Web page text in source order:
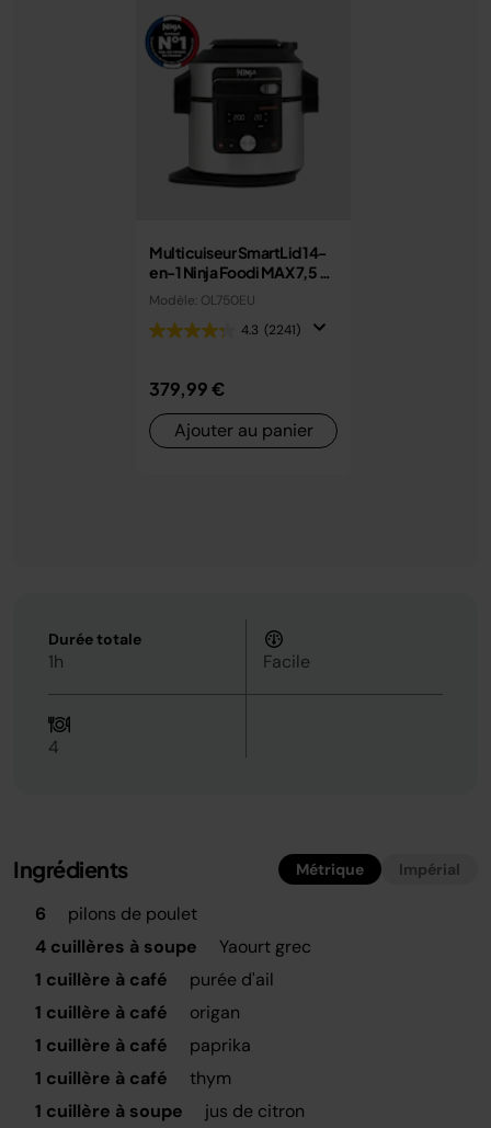
Multicuiseur SmartLid 14-
en-1 Ninja Foodi MAX 7,5 L
avec couvercle intelligent
OL750EU
Modèle: OL750EU
4.3 (2241)
379,99 €
Ajouter au panier
Durée totale
1h Facile
4
Ingrédients Métrique Impérial
6
pilons de poulet
4 cuillères à soupe
Yaourt grec
1 cuillère à café
purée d'ail
1 cuillère à café
origan
1 cuillère à café
paprika
1 cuillère à café
thym
1 cuillère à soupe
jus de citron